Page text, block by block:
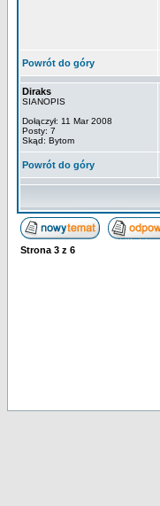
Powrót do góry
Diraks
SIANOPIS
Dołączył: 11 Mar 2008
Posty: 7
Skąd: Bytom
Powrót do góry
Strona 3 z 6